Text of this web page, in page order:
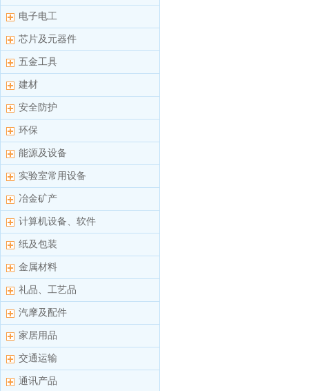
电子电工
芯片及元器件
五金工具
建材
安全防护
环保
能源及设备
实验室常用设备
冶金矿产
计算机设备、软件
纸及包装
金属材料
礼品、工艺品
汽摩及配件
家居用品
交通运输
通讯产品